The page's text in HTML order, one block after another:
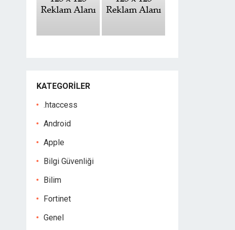
KATEGORILER
.htaccess
Android
Apple
Bilgi Güvenliği
Bilim
Fortinet
Genel